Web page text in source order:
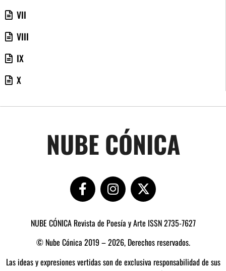
VII
VIII
IX
X
NUBE CÓNICA
NUBE CÓNICA Revista de Poesía y Arte ISSN 2735-7627
© Nube Cónica 2019 – 2026, Derechos reservados.
Las ideas y expresiones vertidas son de exclusiva responsabilidad de sus